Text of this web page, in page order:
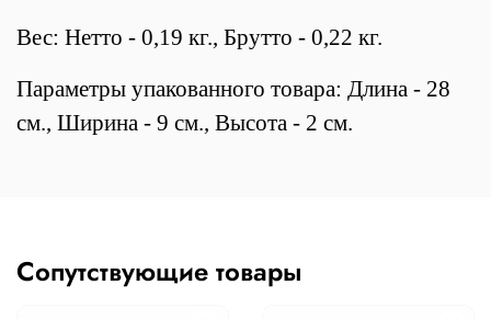
Вес: Нетто - 0,19 кг., Брутто - 0,22 кг.
Параметры упакованного товара: Длина - 28
см., Ширина - 9 см., Высота - 2 см.
Сопутствующие товары